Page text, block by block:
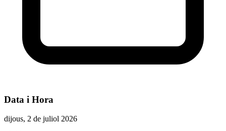
Data i Hora
dijous, 2 de juliol 2026